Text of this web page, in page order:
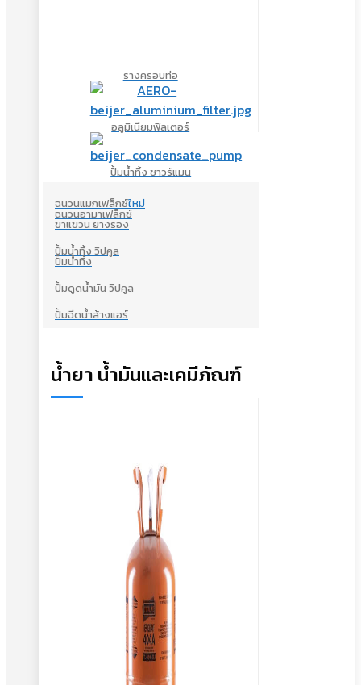
รางครอบท่อ
อลูมิเนียมฟิลเตอร์
ปั้มน้ำทิ้ง ซาวร์แมน
ฉนวนแมกเฟล็กซ์ใหม่
ฉนวนอามาเฟล็กซ์
ขาแขวน ยางรอง
ปั้มน้ำทิ้ง วิปคูล
ปั้มน้ำทิ้ง
ปั้มดูดน้ำมัน วิปคูล
ปั้มฉีดน้ำล้างแอร์
น้ำยา น้ำมันและเคมีภัณฑ์